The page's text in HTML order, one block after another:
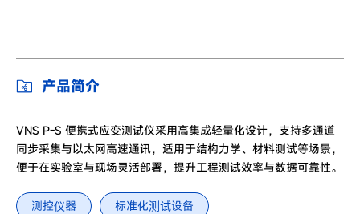
产品简介
VNS P-S 便携式应变测试仪采用高集成轻量化设计，支持多通道
同步采集与以太网高速通讯，适用于结构力学、材料测试等场景，
便于在实验室与现场灵活部署，提升工程测试效率与数据可靠性。
测控仪器 标准化测试设备